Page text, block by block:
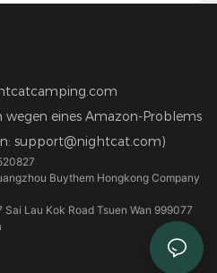
wegen eines Amazon-Problems
support@nightcat.com)
Buythem Hongkong Company
Sai Lau Kok Road Tsuen Wan 999077